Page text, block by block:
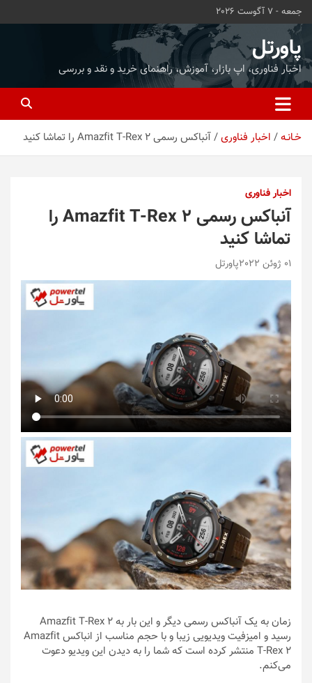
محتوا
بروید
جمعه - 7 آگوست 2026
پاورتل
اخبار فناوری، اپ بازار، آموزش، راهنمای خرید و نقد و بررسی
خـانـه اخبار فناوری آنباکس رسمی Amazfit T-Rex 2 را تماشا کنید
اخبار فناوری
آنباکس رسمی Amazfit T-Rex 2 را
تماشا کنید
01 ژوئن 2022 پاورتل
زمان به یک آنباکس رسمی دیگر و این بار به Amazfit T-Rex 2
رسید و امیزفیت ویدیویی زیبا و با حجم مناسب از انباکس Amazfit
T-Rex 2 منتشر کرده است که شما را به دیدن این ویدیو دعوت
می‌کنم.